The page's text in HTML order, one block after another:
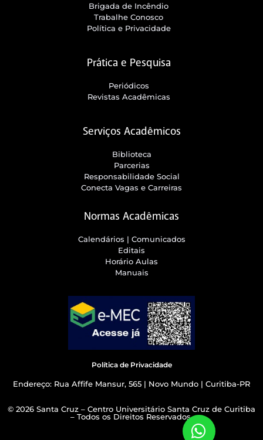
Brigada de Incêndio
Trabalhe Conosco
Política e Privacidade
Prática e Pesquisa
Periódicos
Revistas Acadêmicas
Serviços Acadêmicos
Biblioteca
Parcerias
Responsabilidade Social
Conecta Vagas e Carreiras
Normas Acadêmicas
Calendários | Comunicados
Editais
Horário Aulas
Manuais
Política de Privacidade
Endereço: Rua Affife Mansur, 565 | Novo Mundo | Curitiba-PR
© 2026 Santa Cruz – Centro Universitário Santa Cruz de Curitiba
– Todos os Direitos Reservados.